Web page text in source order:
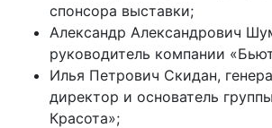
спонсора выставки;
Александр Александрович
руководитель компании
Илья Петрович Скидан,
директор и основатель
Красота»;